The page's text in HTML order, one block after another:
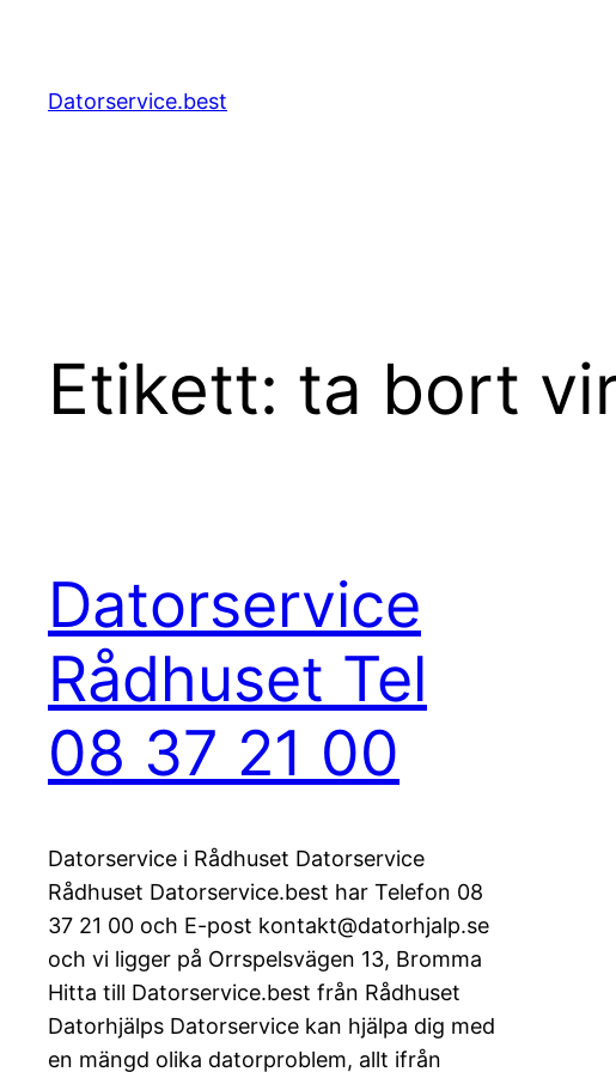
innehåll
Datorservice.best
Etikett: ta bort
Datorservice
Rådhuset Tel
08 37 21 00
Datorservice i Rådhuset Datorservice
Rådhuset Datorservice.best har Telefon 08
37 21 00 och E-post kontakt@datorhjalp.se
och vi ligger på Orrspelsvägen 13, Bromma
Hitta till Datorservice.best från Rådhuset
Datorhjälps Datorservice kan hjälpa dig med
en mängd olika datorproblem, allt ifrån